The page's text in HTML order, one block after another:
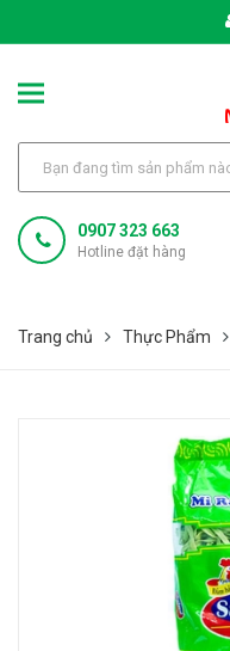
0907 323 663
Hotline đặt hàng
Trang chủ Thực Phẩm